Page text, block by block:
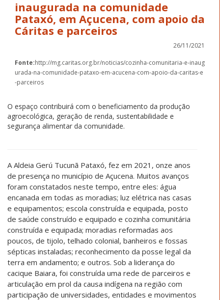
inaugurada na comunidade
Pataxó, em Açucena, com apoio da
Cáritas e parceiros
26/11/2021
Fonte:http://mg.caritas.org.br/noticias/cozinha-comunitaria-e-inaug
urada-na-comunidade-pataxo-em-acucena-com-apoio-da-caritas-e
-parceiros
O espaço contribuirá com o beneficiamento da produção
agroecológica, geração de renda, sustentabilidade e
segurança alimentar da comunidade.
A Aldeia Gerú Tucunã Pataxó, fez em 2021, onze anos
de presença no município de Açucena. Muitos avanços
foram constatados neste tempo, entre eles: água
encanada em todas as moradias; luz elétrica nas casas
e equipamentos; escola construída e equipada, posto
de saúde construído e equipado e cozinha comunitária
construída e equipada; moradias reformadas aos
poucos, de tijolo, telhado colonial, banheiros e fossas
sépticas instaladas; reconhecimento da posse legal da
terra em andamento; e outros. Sob a liderança do
cacique Baiara, foi construída uma rede de parceiros e
articulação em prol da causa indígena na região com
participação de universidades, entidades e movimentos